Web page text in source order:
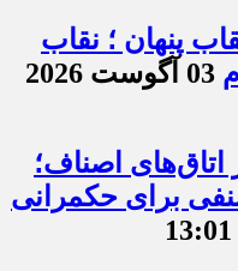
پنهان ؛ نقاب
03 آگوست 2026
اصناف؛
برای حکمرانی